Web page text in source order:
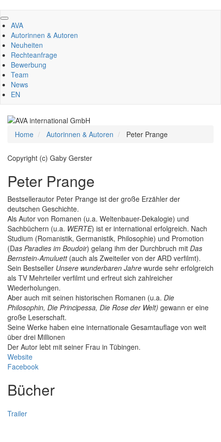
Direkt
zum
Inhalt
AVA
Autorinnen & Autoren
Neuheiten
Rechteanfrage
Bewerbung
Team
News
EN
Home Autorinnen & Autoren Peter Prange
Copyright (c) Gaby Gerster
Peter Prange
Bestsellerautor Peter Prange ist der große Erzähler der
deutschen Geschichte.
Als Autor von Romanen (u.a. Weltenbauer-Dekalogie) und
Sachbüchern (u.a. WERTE) ist er international erfolgreich. Nach
Studium (Romanistik, Germanistik, Philosophie) und Promotion
(Das Paradies im Boudoir) gelang ihm der Durchbruch mit Das
Bernstein-Amuluett(auch als Zweiteiler von der ARD verfilmt).
Sein Bestseller Unsere wunderbaren Jahre wurde sehr erfolgreich
als TV Mehrteiler verfilmt und erfreut sich zahlreicher
Wiederholungen.
Aber auch mit seinen historischen Romanen (u.a. Die
Philosophin, Die Principessa, Die Rose der Welt) gewann er eine
große Leserschaft.
Seine Werke haben eine internationale Gesamtauflage von weit
über drei Millionen
Der Autor lebt mit seiner Frau in Tübingen.
Website
Facebook
Bücher
Trailer